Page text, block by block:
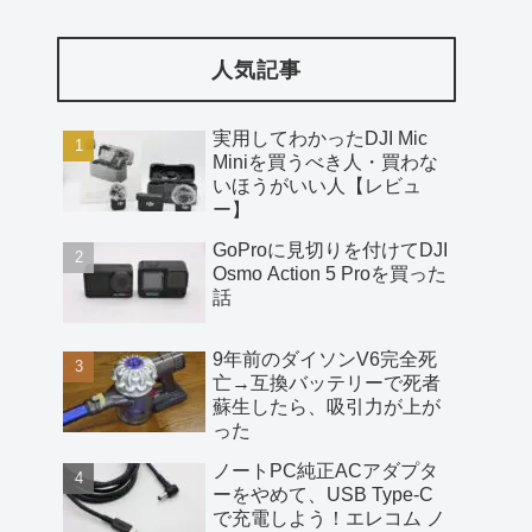
人気記事
実用してわかったDJI Mic
Miniを買うべき人・買わな
いほうがいい人【レビュ
ー】
GoProに見切りを付けてDJI
Osmo Action 5 Proを買った
話
9年前のダイソンV6完全死
亡→互換バッテリーで死者
蘇生したら、吸引力が上が
った
ノートPC純正ACアダプタ
ーをやめて、USB Type-C
で充電しよう！エレコム ノ